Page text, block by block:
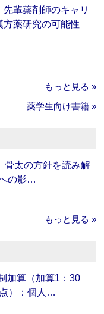
先輩薬剤師のキャリ
方薬研究の可能性
もっと見る »
薬学生向け書籍 »
骨太の方針を読み解
の影…
もっと見る »
加算（加算1：30
）：個人…